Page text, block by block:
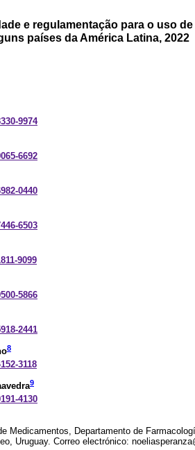
e regulamentação para o uso de
países da América Latina, 2022
9974
6692
0440
6503
9099
5866
2441
8
3118
9
4130
Medicamentos, Departamento de
Uruguay. Correo electrónico: